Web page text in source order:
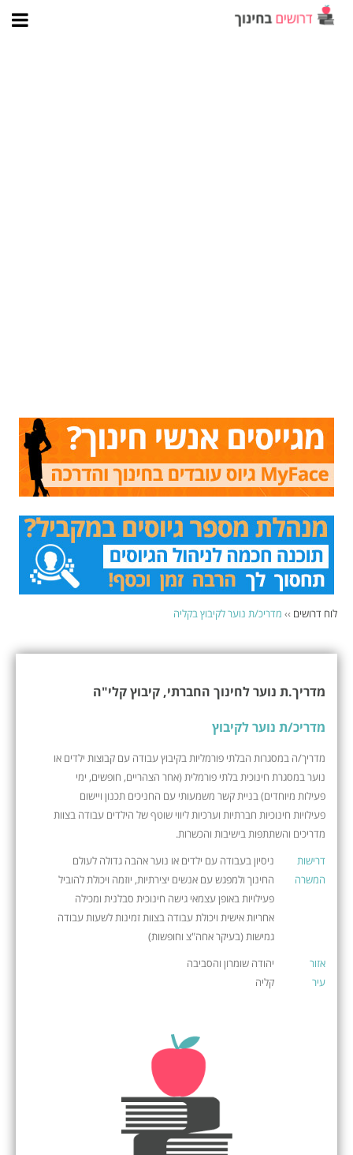
לוח דרושים ›› מדריכ/ת נוער לקיבוץ בקליה
מדריך.ת נוער לחינוך החברתי, קיבוץ קלי"ה
מדריכ/ת נוער לקיבוץ
מדריך/ה במסגרות הבלתי פורמליות בקיבוץ עבודה עם קבוצות ילדים או
נוער במסגרת חינוכית בלתי פורמלית (אחר הצהריים, חופשים, ימי
פעילות מיוחדים) בניית קשר משמעותי עם החניכים תכנון ויישום
פעילויות חינוכיות חברתיות וערכיות ליווי שוטף של הילדים עבודה בצוות
מדריכים והשתתפות בישיבות והכשרות.
דרישות
המשרה
ניסיון בעבודה עם ילדים או נוער אהבה גדולה לעולם
החינוך ולמפגש עם אנשים יצירתיות, יוזמה ויכולת להוביל
פעילויות באופן עצמאי גישה חינוכית סבלנית ומכילה
אחריות אישית ויכולת עבודה בצוות זמינות לשעות עבודה
גמישות (בעיקר אחה"צ וחופשות)
אזור
יהודה שומרון והסביבה
עיר
קליה